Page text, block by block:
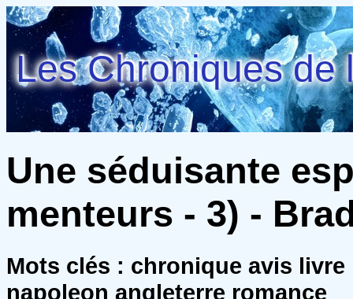
Les Chroniques de
Une séduisante
menteurs - 3) -
Mots clés : chronique avis
napoleon angleterre romance